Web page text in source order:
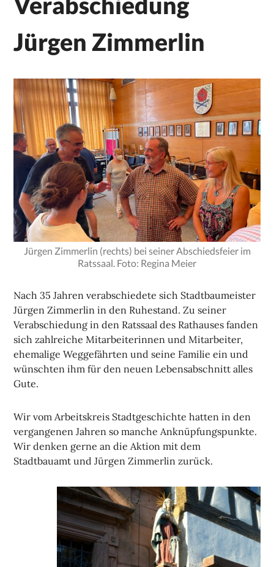
Jürgen Zimmerlin
Jürgen Zimmerlin (rechts) bei seiner Abschiedsfeier im
Ratssaal. Foto: Regina Meier
Nach 35 Jahren verabschiedete sich Stadtbaumeister
Jürgen Zimmerlin in den Ruhestand. Zu seiner
Verabschiedung in den Ratssaal des Rathauses fanden
sich zahlreiche Mitarbeiterinnen und Mitarbeiter,
ehemalige Weggefährten und seine Familie ein und
wünschten ihm für den neuen Lebensabschnitt alles
Gute.
Wir vom Arbeitskreis Stadtgeschichte hatten in den
vergangenen Jahren so manche Anknüpfungspunkte.
Wir denken gerne an die Aktion mit dem
Stadtbauamt und Jürgen Zimmerlin zurück.